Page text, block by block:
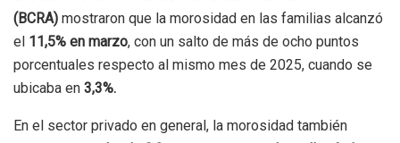
(BCRA) mostraron que la morosidad en las familias alcanzó
el 11,5% en marzo, con un salto de más de ocho puntos
porcentuales respecto al mismo mes de 2025, cuando se
ubicaba en 3,3%.
En el sector privado en general, la morosidad también